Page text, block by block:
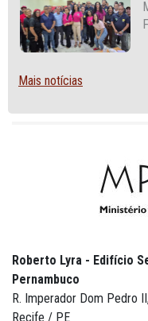
Mais notícias
Roberto Lyra - Edifício
Pernambuco
R. Imperador Dom Pedro
Recife / PE